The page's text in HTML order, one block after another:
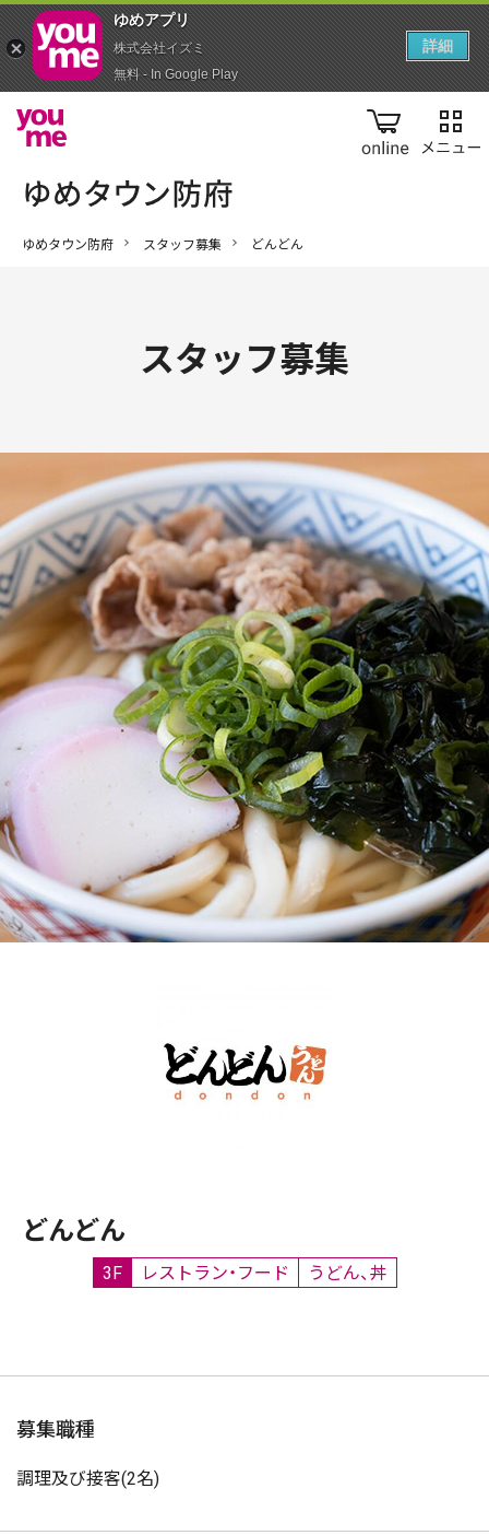
online
ゆめタウン防府 スタッフ募集 どんどん
スタッフ募集
どんどん
3F レストラン・フード うどん、丼
募集職種
調理及び接客(2名)
ゆめアプ‪リ‬
株式会社イズミ
無料 - In Google Play
詳細